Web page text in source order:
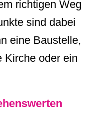
richtigen Weg
sind dabei
eine Baustelle,
Kirche oder ein